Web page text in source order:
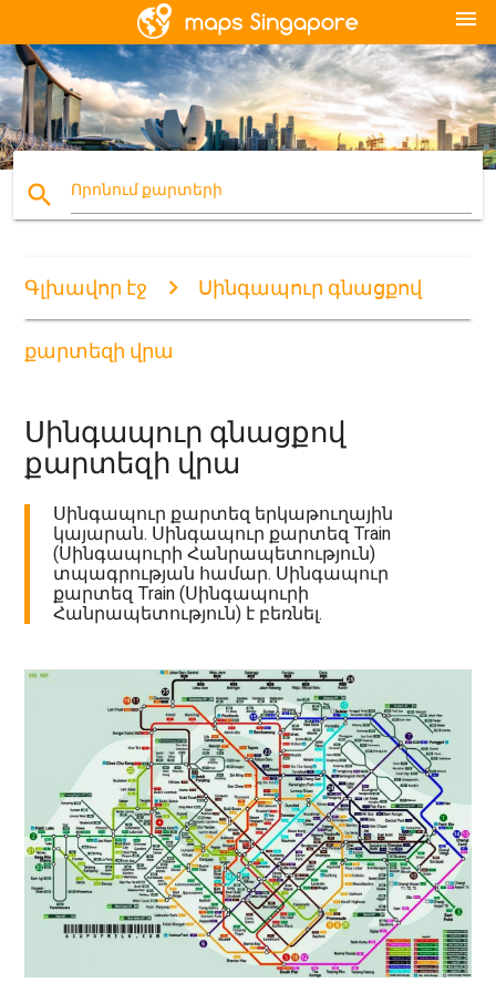
menu
search Որոնում քարտերի
Գլխավոր էջ Սինգապուր գնացքով
քարտեզի վրա
Սինգապուր գնացքով
քարտեզի վրա
Սինգապուր քարտեզ երկաթուղային
կայարան. Սինգապուր քարտեզ Train
(Սինգապուրի Հանրապետություն)
տպագրության համար. Սինգապուր
քարտեզ Train (Սինգապուրի
Հանրապետություն) է բեռնել.